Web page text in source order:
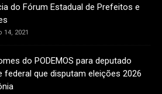
do Fórum Estadual de Prefeitos e
14, 2021
do PODEMOS para deputado
federal que disputam eleições 2026